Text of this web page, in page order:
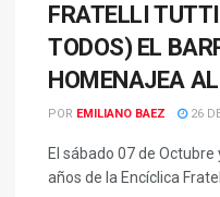
FRATELLI
TODOS) EL
HOMENAJEA
POR EMILIANO BAEZ 26
El sábado 07 de
años de la Encíclica